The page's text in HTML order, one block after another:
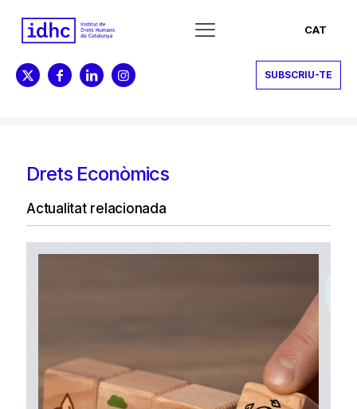
CAT
SUBSCRIU-TE
Drets Econòmics
Actualitat relacionada